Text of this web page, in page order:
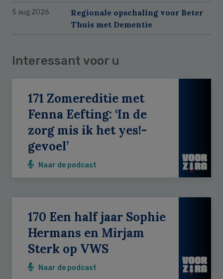
5 aug 2026
Regionale opschaling voor Beter
Thuis met Dementie
Interessant voor u
171 Zomereditie met
Fenna Eefting: ‘In de
zorg mis ik het yes!-
gevoel’
Naar de podcast
170 Een half jaar Sophie
Hermans en Mirjam
Sterk op VWS
Naar de podcast